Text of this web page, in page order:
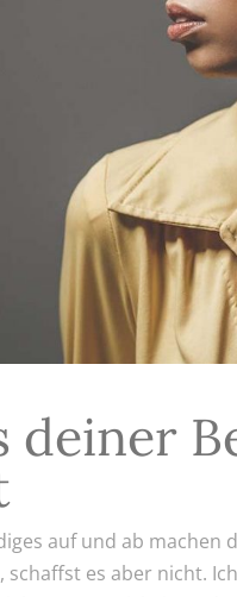
deiner
auf und ab
schaffst es aber nicht.